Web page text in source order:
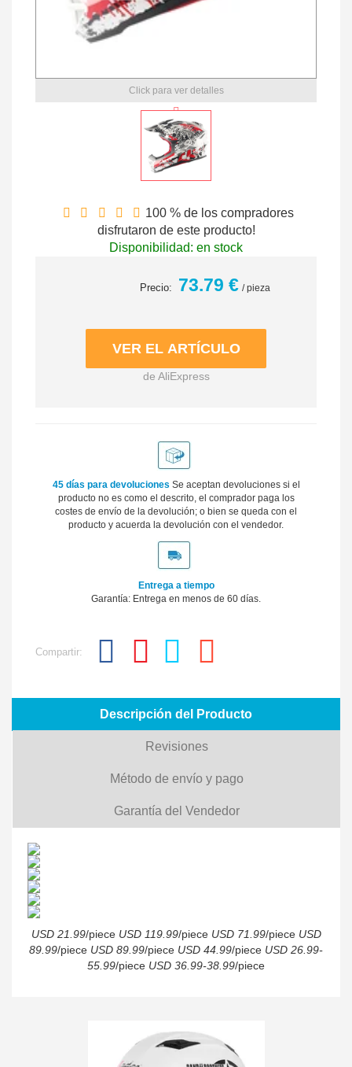
Click para ver detalles
100 % de los compradores
disfrutaron de este producto!
Disponibilidad: en stock
Precio: 73.79 € / pieza
de AliExpress
45 días para devoluciones Se aceptan devoluciones si el
producto no es como el descrito, el comprador paga los
costes de envío de la devolución; o bien se queda con el
producto y acuerda la devolución con el vendedor.
Entrega a tiempo
Garantía: Entrega en menos de 60 días.
Compartir:
Descripción del Producto
Revisiones
Método de envío y pago
Garantía del Vendedor
USD 21.99/piece USD 119.99/piece USD 71.99/piece USD
89.99/piece USD 89.99/piece USD 44.99/piece USD 26.99-
55.99/piece USD 36.99-38.99/piece